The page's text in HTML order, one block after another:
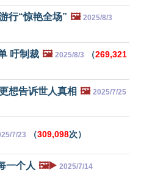
行“惊艳全场” 🖼️ 2025/8/3
吁制裁 🖼️ 2025/8/3 （269,321
想告诉世人真相 🖼️ 2025/7/25
7/23 （309,098次）
一个人 🖼️▶️ 2025/7/14